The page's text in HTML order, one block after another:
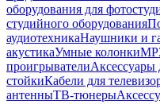
оборудования для
студийного оборудования
аудиотехникаНаушники и
акустикаУмные колонки
проигрывателиАксессуары
стойкиКабели для
антенныТВ-тюнеры